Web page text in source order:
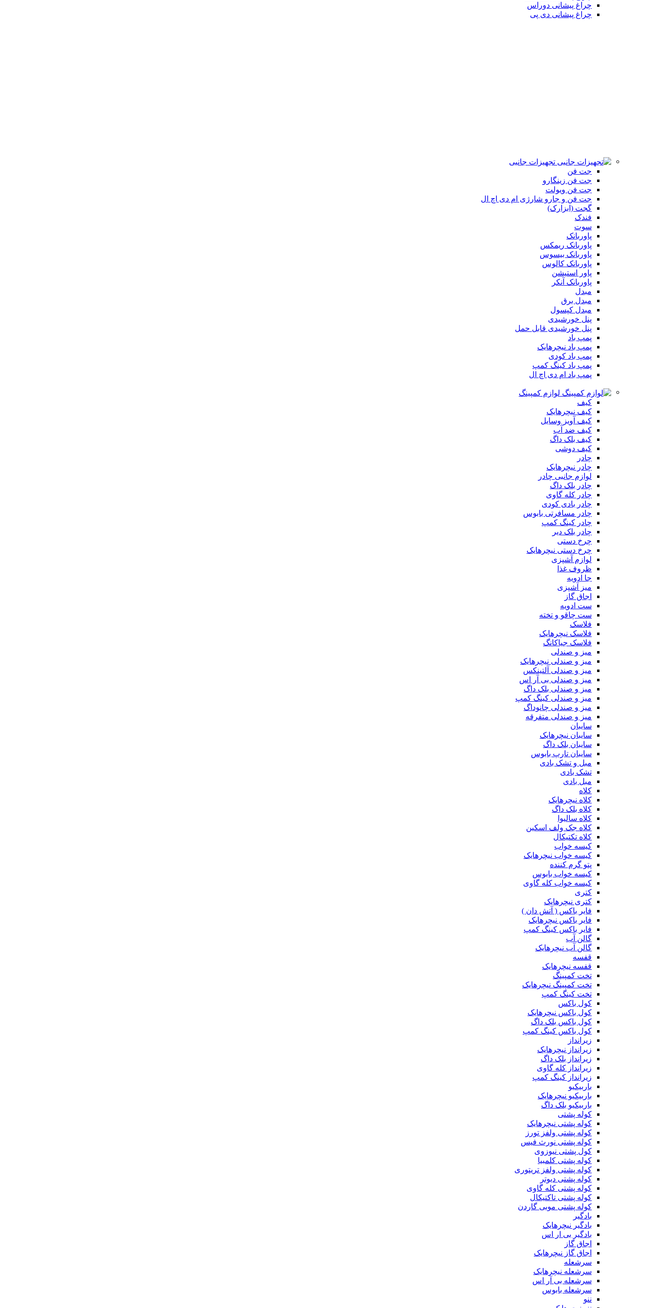
چراغ پیشانی دوراس
چراغ پیشانی دی پی
تجهیزات جانبی
جت فن
جت فن زینگارو
جت فن ویولت
جت فن و جارو شارژی ام دی اچ ال
گجت (ابزارک)
فندک
سوت
پاوربانک
پاوربانک ریمکس
پاوربانک بیسوس
پاوربانک کالوس
پاور استیشن
پاوربانک آنکر
مبدل
مبدل برق
مبدل کپسول
پنل خورشیدی
پنل خورشیدی قابل حمل
پمپ باد
پمپ باد نیچرهایک
پمپ باد کودی
پمپ باد کینگ کمپ
پمپ باد ام دی اچ ال
لوازم کمپینگ
کیف
کیف نیچرهایک
کیف آویز وسایل
کیف ضد آب
کیف بلک داگ
کیف دوشی
چادر
چادر نیچرهایک
لوازم جانبی چادر
چادر بلک داگ
چادر کله گاوی
چادر بادی کودی
چادر مسافرتی بابوس
چادر کینگ کمپ
چادر بلک دیر
چرخ دستی
چرخ دستی نیچرهایک
لوازم آشپزی
ظروف غذا
جا ادویه
میز آشپزی
اجاق گاز
ست ادویه
ست چاقو و تخته
فلاسک
فلاسک نیچرهایک
فلاسک جیاکانگ
میز و صندلی
میز و صندلی نیچرهایک
میز و صندلی آلتینکس
میز و صندلی بی آر اس
میز و صندلی بلک داگ
میز و صندلی کینگ کمپ
میز و صندلی چانوداگ
میز و صندلی متفرقه
سایبان
سایبان نیچرهایک
سایبان بلک داگ
سایبان تارپ بابوس
مبل و تشک بادی
تشک بادی
مبل بادی
کلاه
کلاه نیچرهایک
کلاه بلک داگ
کلاه سالیوا
کلاه جک‌ ولف‌ اسکین
کلاه تکتیکال
کیسه خواب
کیسه خواب نیچرهایک
پتو گرم کننده
کیسه خواب بابوس
کیسه خواب کله گاوی
کتری
کتری نیچرهایک
فایر باکس ( آتش دان )
فایر باکس نیچرهایک
فایر باکس کینگ کمپ
گالن آب
گالن آب نیچرهایک
قفسه
قفسه نیچرهایک
تخت کمپینگ
تخت کمپینگ نیچرهایک
تخت کینگ کمپ
کول باکس
کول باکس نیچرهایک
کول باکس بلک داگ
کول باکس کینگ کمپ
زیرانداز
زیرانداز نیچرهایک
زیرانداز بلک داگ
زیرانداز کله گاوی
زیرانداز کینگ کمپ
باربیکیو
باربیکیو نیچرهایک
باربیکیو بلک داگ
کوله پشتی
کوله پشتی نیچرهایک
کوله پشتی ولفز تورز
کوله پشتی نورث فیس
کول پشتی نیوزوی
کوله پشتی کلمبیا
کوله پشتی ولفز تریتوری
کوله پشتی دیوتر
کوله پشتی کله گاوی
کوله پشتی تاکتیکال
کوله پشتی موبی گاردن
بادگیر
بادگیر نیچرهایک
بادگیر بی ار اس
اجاق گاز
اجاق گاز نیچرهایک
سرشعله
سرشعله نیچرهایک
سرشعله بی آر اس
سرشعله بابوس
ننو